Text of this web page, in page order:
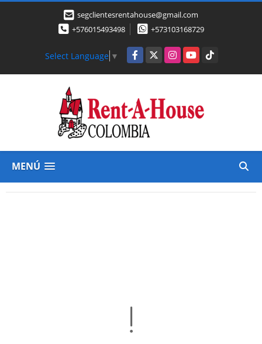
segclientesrentahouse@gmail.com
+576015493498
+573103168729
Select Language ▼ Facebook
X InstagramYouTubeTikTok
MENÚ